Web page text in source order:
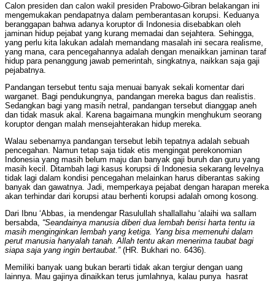
Calon presiden dan calon wakil presiden Prabowo-Gibran belakangan ini
mengemukakan pendapatnya dalam pemberantasan korupsi. Keduanya
beranggapan bahwa adanya koruptor di Indonesia disebabkan oleh
jaminan hidup pejabat yang kurang memadai dan sejahtera. Sehingga,
yang perlu kita lakukan adalah memandang masalah ini secara realisme,
yang mana, cara pencegahannya adalah dengan menaikkan jaminan taraf
hidup para penanggung jawab pemerintah, singkatnya, naikkan saja gaji
pejabatnya.
Pandangan tersebut tentu saja menuai banyak sekali komentar dari
warganet. Bagi pendukungnya, pandangan mereka bagus dan realistis.
Sedangkan bagi yang masih netral, pandangan tersebut dianggap aneh
dan tidak masuk akal. Karena bagaimana mungkin menghukum seorang
koruptor dengan malah mensejahterakan hidup mereka.
Walau sebenarnya pandangan tersebut lebih tepatnya adalah sebuah
pencegahan. Namun tetap saja tidak etis mengingat perekonomian
Indonesia yang masih belum maju dan banyak gaji buruh dan guru yang
masih kecil. Ditambah lagi kasus korupsi di Indonesia sekarang levelnya
tidak lagi dalam kondisi pencegahan melainkan harus diberantas saking
banyak dan gawatnya. Jadi, memperkaya pejabat dengan harapan mereka
akan terhindar dari korupsi atau berhenti korupsi adalah omong kosong.
Dari Ibnu ‘Abbas, ia mendengar Rasulullah shallallahu ‘alaihi wa sallam
bersabda, “Seandainya manusia diberi dua lembah berisi harta tentu ia
masih menginginkan lembah yang ketiga. Yang bisa memenuhi dalam
perut manusia hanyalah tanah. Allah tentu akan menerima taubat bagi
siapa saja yang ingin bertaubat.” (HR. Bukhari no. 6436).
Memiliki banyak uang bukan berarti tidak akan tergiur dengan uang
lainnya. Mau gajinya dinaikkan terus jumlahnya, kalau punya hasrat